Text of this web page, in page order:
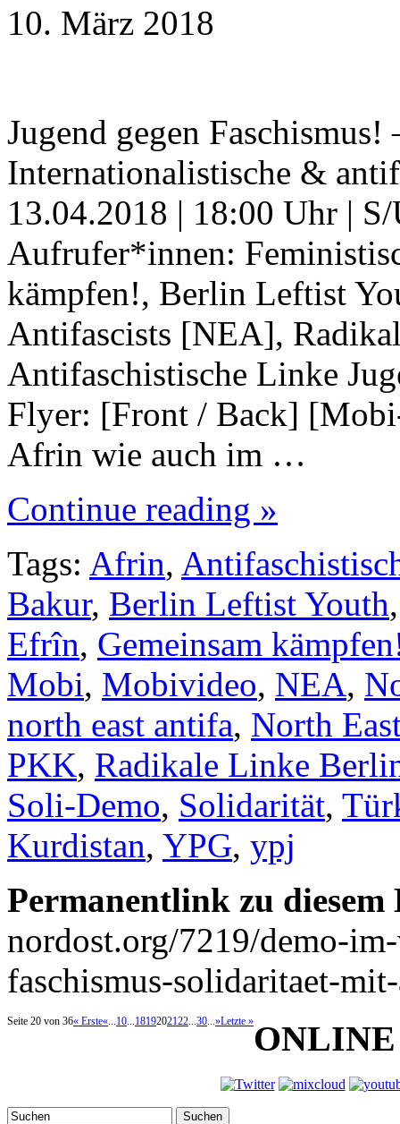
10. März 2018
Jugend gegen
Internationalistische &
13.04.2018 | 18:00 Uhr |
Aufrufer*innen:
kämpfen!, Berlin Leftist
Antifascists [NEA],
Antifaschistische Linke
Flyer: [Front / Back]
Afrin wie auch im …
Continue reading »
Tags: Afrin,
Bakur, Berlin Leftist Youth
Efrîn, Gemeinsam
Mobi, Mobivideo, NEA,
north east antifa, North
PKK, Radikale Linke
Soli-Demo, Solidarität,
Kurdistan, YPG, ypj
Permanentlink zu
nordost.org/7219/demo-
faschismus-solidaritaet-
Seite 20 von 36« Erste«...10...1819202122...30...»Letzte »
Suchen